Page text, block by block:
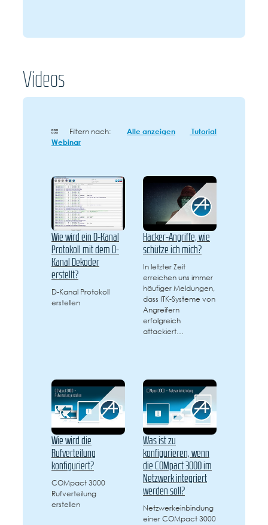
Videos
Filtern nach: Alle anzeigen
Tutorial
Webinar
Wie wird ein D-Kanal
Protokoll mit dem D-
Kanal Dekoder
erstellt?
D-Kanal Protokoll
erstellen
Hacker-Angriffe, wie
schütze ich mich?
In letzter Zeit
erreichen uns immer
häufiger Meldungen,
dass ITK-Systeme von
Angreifern
erfolgreich
attackiert…
Wie wird die
Rufverteilung
konfiguriert?
COMpact 3000
Rufverteilung
erstellen
Was ist zu
konfigurieren, wenn
die COMpact 3000 im
Netzwerk integriert
werden soll?
Netzwerkeinbindung
einer COMpact 3000